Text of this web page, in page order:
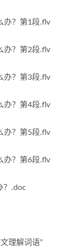
办？第1段.flv
办？第2段.flv
办？第3段.flv
办？第4段.flv
办？第5段.flv
办？第6段.flv
？.doc
理解词语”
时间的百科全